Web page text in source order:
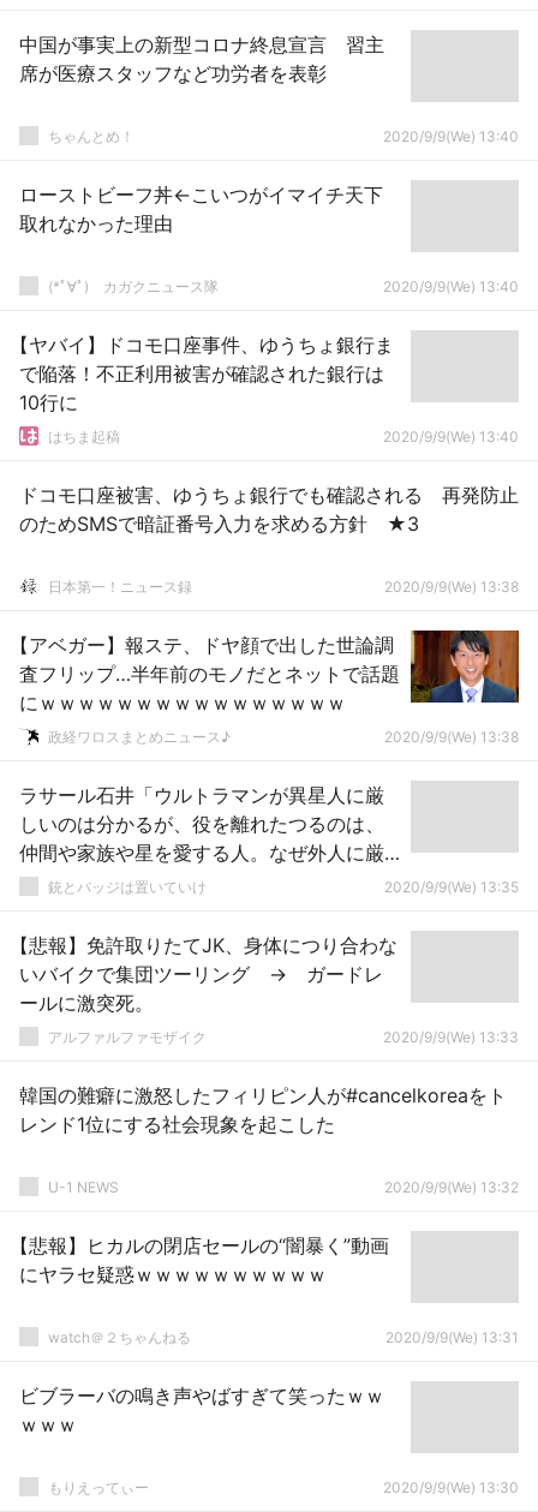
中国が事実上の新型コロナ終息宣言 習主
席が医療スタッフなど功労者を表彰
ちゃんとめ！ 2020/9/9(We) 13:40
ローストビーフ丼←こいつがイマイチ天下
取れなかった理由
(*ﾟ∀ﾟ)ゞカガクニュース隊 2020/9/9(We) 13:40
【ヤバイ】ドコモ口座事件、ゆうちょ銀行ま
で陥落！不正利用被害が確認された銀行は
10行に
はちま起稿 2020/9/9(We) 13:40
ドコモ口座被害、ゆうちょ銀行でも確認される 再発防止
のためSMSで暗証番号入力を求める方針 ★3
日本第一！ニュース録 2020/9/9(We) 13:38
【アベガー】報ステ、ドヤ顔で出した世論調
査フリップ…半年前のモノだとネットで話題
にｗｗｗｗｗｗｗｗｗｗｗｗｗｗｗｗ
政経ワロスまとめニュース♪ 2020/9/9(We) 13:38
ラサール石井「ウルトラマンが異星人に厳
しいのは分かるが、役を離れたつるのは、
仲間や家族や星を愛する人。なぜ外人に厳
しいのか理解できない」
銃とバッジは置いていけ 2020/9/9(We) 13:35
【悲報】免許取りたてJK、身体につり合わな
いバイクで集団ツーリング → ガードレ
ールに激突死。
アルファルファモザイク 2020/9/9(We) 13:33
韓国の難癖に激怒したフィリピン人が#cancelkoreaをト
レンド1位にする社会現象を起こした
U-1 NEWS 2020/9/9(We) 13:32
【悲報】ヒカルの閉店セールの“闇暴く”動画
にヤラセ疑惑ｗｗｗｗｗｗｗｗｗｗ
watch＠２ちゃんねる 2020/9/9(We) 13:31
ビブラーバの鳴き声やばすぎて笑ったｗｗ
ｗｗｗ
もりえってぃー 2020/9/9(We) 13:30